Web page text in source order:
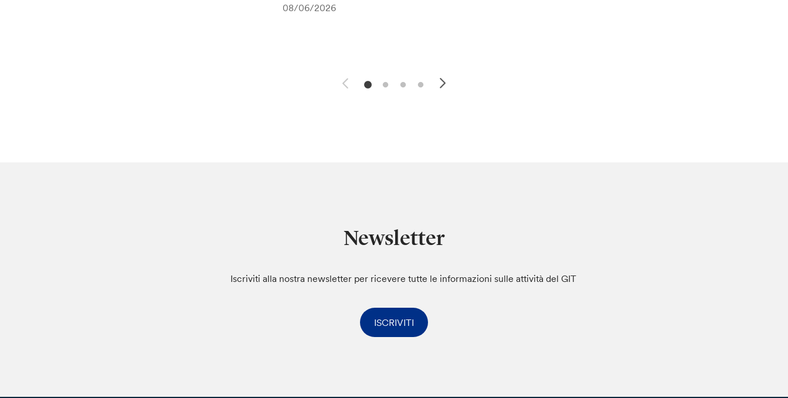
08/06/2026
Newsletter
Iscriviti alla nostra newsletter per ricevere tutte le informazioni sulle attività del GIT
ISCRIVITI